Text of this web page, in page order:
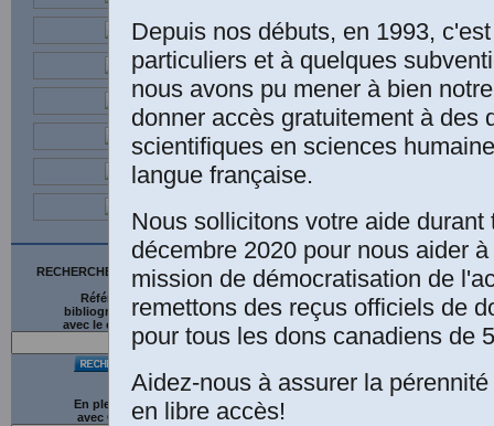
RECHERCHE SUR LE SITE
Références
bibliographiques
avec le catalogue
En plein texte
avec G gle
Depuis nos débuts, en 1993,
particuliers et à quelques
nous avons pu mener à bien
donner accès gratuitement à des
scientifiques en sciences
langue française.
Nous sollicitons votre aide durant
décembre 2020 pour nous aider
mission de démocratisation de
remettons des reçus officiels de
pour tous les dons canadiens de
Aidez-nous à assurer la
en libre accès!